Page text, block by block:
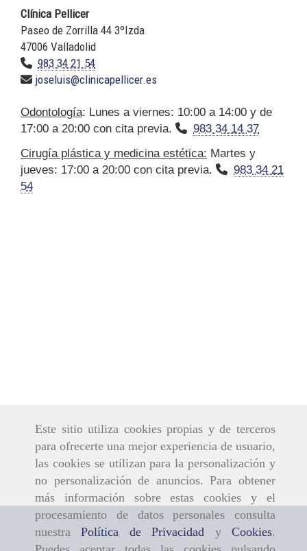
Este sitio utiliza cookies propias y de terceros
para ofrecerte una mejor experiencia de usuario,
las cookies se utilizan para la personalización y
no personalización de anuncios. Para obtener
más información sobre estas cookies y el
procesamiento de datos personales consulta
nuestraPolítica de Privacidad yCookies.
Clínica Pellicer
Paseo de Zorrilla 44 3ºIzda
47006 Valladolid
983 34 21 54
joseluis@clinicapellicer.es
Odontología: Lunes a viernes: 10:00 a 14:00 y de
17:00 a 20:00 con cita previa.
983 34 14 37
Cirugía plástica y medicina estética: Martes y
jueves: 17:00 a 20:00 con cita previa.
983 34 21
54